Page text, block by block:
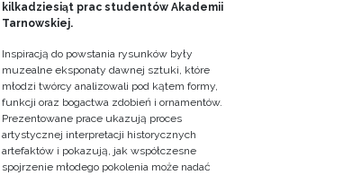
kilkadziesiąt prac studentów Akademii
Tarnowskiej.
Inspiracją do powstania rysunków były
muzealne eksponaty dawnej sztuki, które
młodzi twórcy analizowali pod kątem formy,
funkcji oraz bogactwa zdobień i ornamentów.
Prezentowane prace ukazują proces
artystycznej interpretacji historycznych
artefaktów i pokazują, jak współczesne
spojrzenie młodego pokolenia może nadać